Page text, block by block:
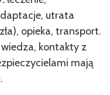
utrata
opieka, transport.
wiedza, kontakty z
mają